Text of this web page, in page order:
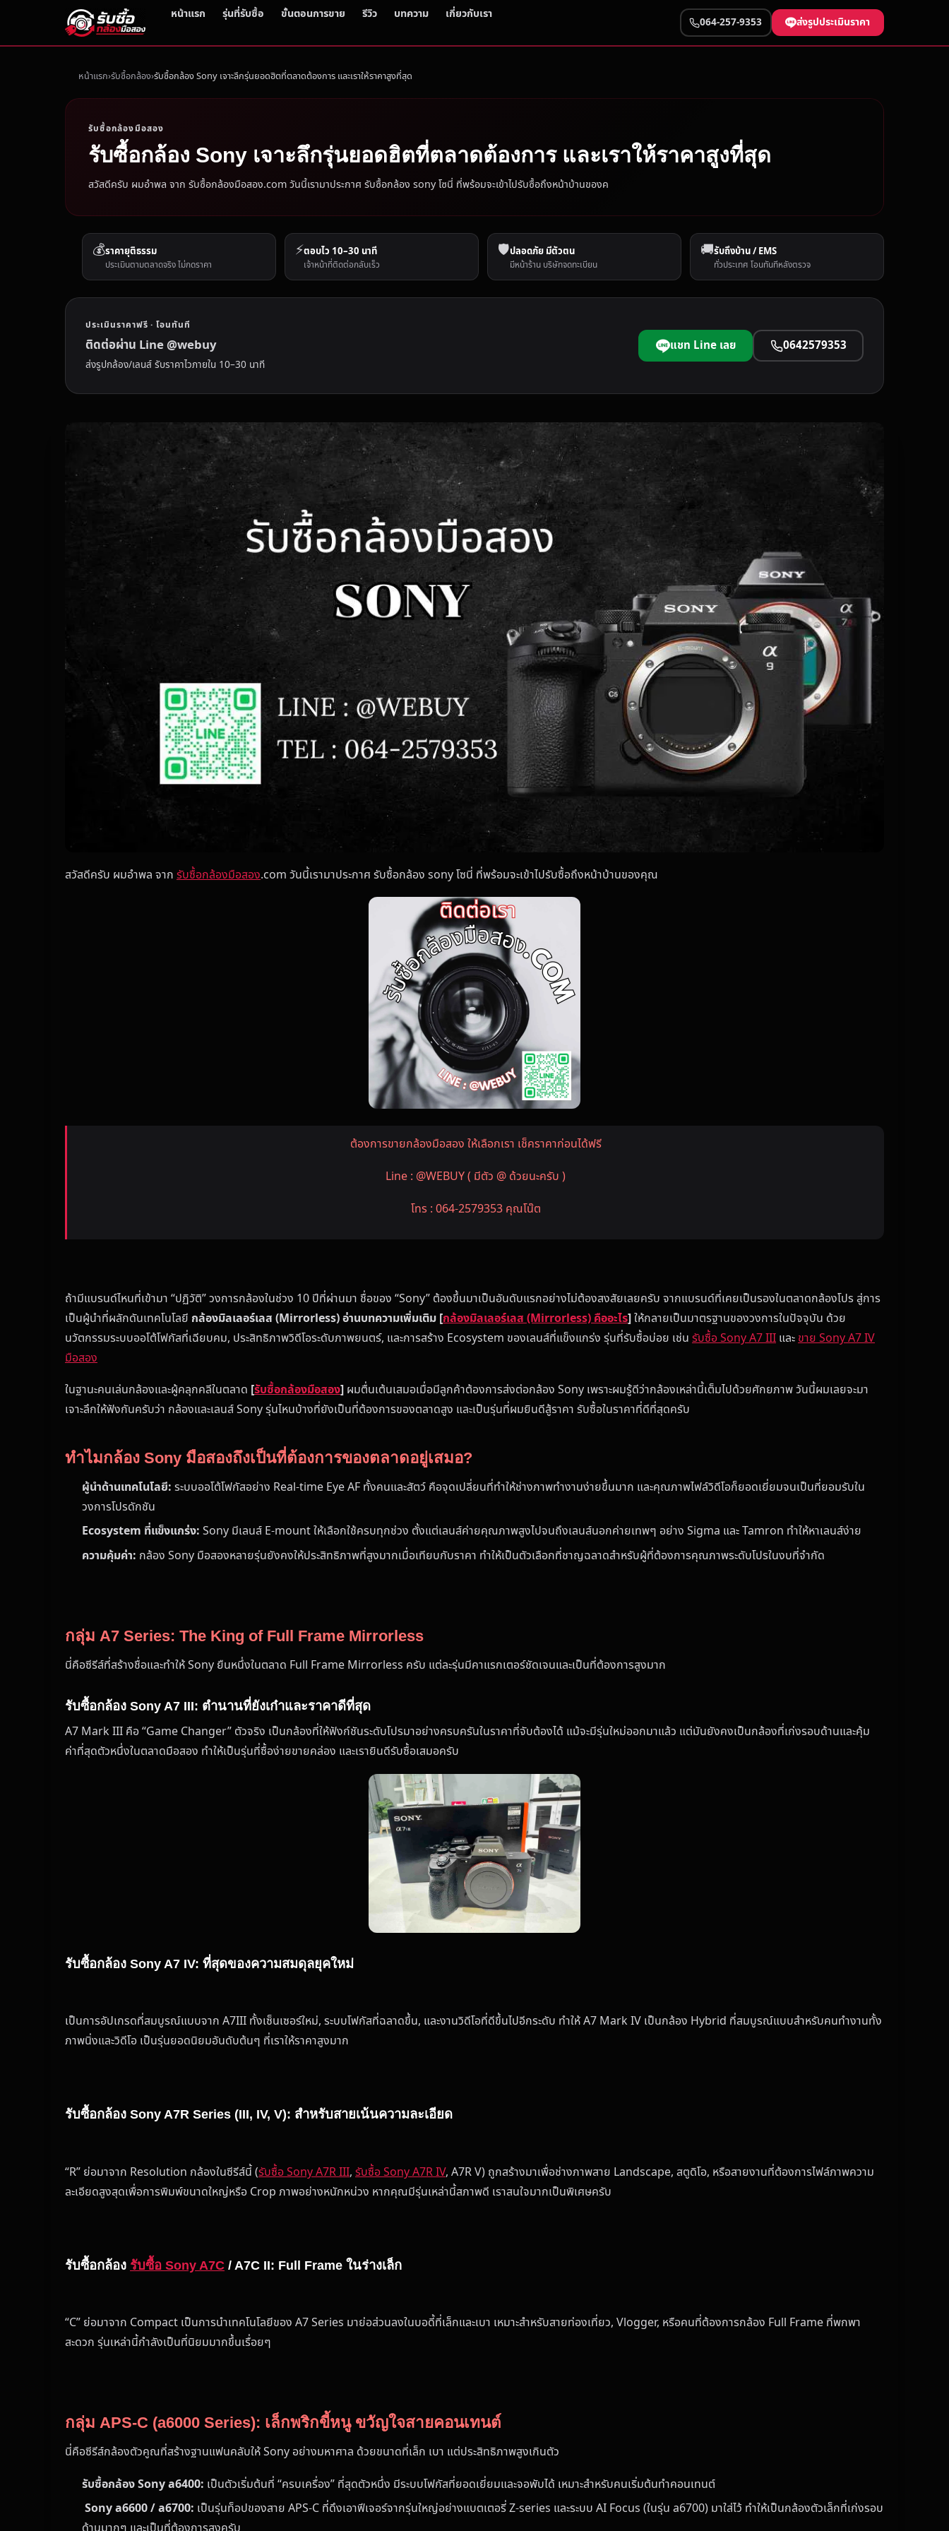
หน้าแรก รุ่นที่รับซื้อ ขั้นตอนการขาย รีวิว บทความ เกี่ยวกับเรา
064-257-9353 ส่งรูปประเมินราคา
หน้าแรก รับซื้อกล้อง รับซื้อกล้อง Sony เจาะลึกรุ่นยอดฮิตที่ตลาดต้องการ และเราให้ราคาสูงที่สุด
รับซื้อกล้องมือสอง
รับซื้อกล้อง Sony เจาะลึกรุ่นยอดฮิตที่ตลาดต้องการ และเราให้ราคาสูงที่สุด
สวัสดีครับ ผมอำพล จาก รับซื้อกล้องมือสอง.com วันนี้เรามาประกาศ รับซื้อกล้อง sony โซนี่ ที่พร้อมจะเข้าไปรับซื้อถึงหน้าบ้านของค
💰ราคายุติธรรม
ประเมินตามตลาดจริง ไม่กดราคา
⚡ตอบไว 10–30 นาที
เจ้าหน้าที่ติดต่อกลับเร็ว
🛡️ปลอดภัย มีตัวตน
มีหน้าร้าน บริษัทจดทะเบียน
🚚รับถึงบ้าน / EMS
ทั่วประเทศ โอนทันทีหลังตรวจ
ประเมินราคาฟรี · โอนทันที
ติดต่อผ่าน Line @webuy
ส่งรูปกล้อง/เลนส์ รับราคาไวภายใน 10–30 นาที
แชท Line เลย 0642579353
สวัสดีครับ ผมอำพล จาก รับซื้อกล้องมือสอง.com วันนี้เรามาประกาศ รับซื้อกล้อง sony โซนี่ ที่พร้อมจะเข้าไปรับซื้อถึงหน้าบ้านของคุณ
ต้องการขายกล้องมือสอง ให้เลือกเรา เช็คราคาก่อนได้ฟรี
Line : @WEBUY ( มีตัว @ ด้วยนะครับ )
โทร : 064-2579353 คุณโน๊ต
ถ้ามีแบรนด์ไหนที่เข้ามา “ปฏิวัติ” วงการกล้องในช่วง 10 ปีที่ผ่านมา ชื่อของ “Sony” ต้องขึ้นมาเป็นอันดับแรกอย่างไม่ต้องสงสัยเลยครับ จากแบรนด์ที่เคยเป็นรองในตลาดกล้องโปร สู่การ
เป็นผู้นำที่ผลักดันเทคโนโลยี กล้องมิลเลอร์เลส (Mirrorless) อ่านบทความเพิ่มเติม [กล้องมิลเลอร์เลส (Mirrorless) คืออะไร]ให้กลายเป็นมาตรฐานของวงการในปัจจุบัน ด้วย
นวัตกรรมระบบออโต้โฟกัสที่เฉียบคม, ประสิทธิภาพวิดีโอระดับภาพยนตร์, และการสร้าง Ecosystem ของเลนส์ที่แข็งแกร่ง รุ่นที่รับซื้อบ่อย เช่น รับซื้อ Sony A7 III และ ขาย Sony A7 IV
มือสอง
ในฐานะคนเล่นกล้องและผู้คลุกคลีในตลาด [รับซื้อกล้องมือสอง] ผมตื่นเต้นเสมอเมื่อมีลูกค้าต้องการส่งต่อกล้อง Sony เพราะผมรู้ดีว่ากล้องเหล่านี้เต็มไปด้วยศักยภาพ วันนี้ผมเลยจะมา
เจาะลึกให้ฟังกันครับว่า กล้องและเลนส์ Sony รุ่นไหนบ้างที่ยังเป็นที่ต้องการของตลาดสูง และเป็นรุ่นที่ผมยินดีสู้ราคา รับซื้อในราคาที่ดีที่สุดครับ
ทำไมกล้อง Sony มือสองถึงเป็นที่ต้องการของตลาดอยู่เสมอ?
ผู้นำด้านเทคโนโลยี: ระบบออโต้โฟกัสอย่าง Real-time Eye AF ทั้งคนและสัตว์ คือจุดเปลี่ยนที่ทำให้ช่างภาพทำงานง่ายขึ้นมาก และคุณภาพไฟล์วิดีโอก็ยอดเยี่ยมจนเป็นที่ยอมรับใน
วงการโปรดักชัน
Ecosystem ที่แข็งแกร่ง: Sony มีเลนส์ E-mount ให้เลือกใช้ครบทุกช่วง ตั้งแต่เลนส์ค่ายคุณภาพสูงไปจนถึงเลนส์นอกค่ายเทพๆ อย่าง Sigma และ Tamron ทำให้หาเลนส์ง่าย
ความคุ้มค่า: กล้อง Sony มือสองหลายรุ่นยังคงให้ประสิทธิภาพที่สูงมากเมื่อเทียบกับราคา ทำให้เป็นตัวเลือกที่ชาญฉลาดสำหรับผู้ที่ต้องการคุณภาพระดับโปรในงบที่จำกัด
กลุ่ม A7 Series: The King of Full Frame Mirrorless
นี่คือซีรีส์ที่สร้างชื่อและทำให้ Sony ยืนหนึ่งในตลาด Full Frame Mirrorless ครับ แต่ละรุ่นมีคาแรกเตอร์ชัดเจนและเป็นที่ต้องการสูงมาก
รับซื้อกล้อง Sony A7 III: ตำนานที่ยังเก๋าและราคาดีที่สุด
A7 Mark III คือ “Game Changer” ตัวจริง เป็นกล้องที่ให้ฟังก์ชันระดับโปรมาอย่างครบครันในราคาที่จับต้องได้ แม้จะมีรุ่นใหม่ออกมาแล้ว แต่มันยังคงเป็นกล้องที่เก่งรอบด้านและคุ้ม
ค่าที่สุดตัวหนึ่งในตลาดมือสอง ทำให้เป็นรุ่นที่ซื้อง่ายขายคล่อง และเรายินดีรับซื้อเสมอครับ
รับซื้อกล้อง Sony A7 IV: ที่สุดของความสมดุลยุคใหม่
เป็นการอัปเกรดที่สมบูรณ์แบบจาก A7III ทั้งเซ็นเซอร์ใหม่, ระบบโฟกัสที่ฉลาดขึ้น, และงานวิดีโอที่ดีขึ้นไปอีกระดับ ทำให้ A7 Mark IV เป็นกล้อง Hybrid ที่สมบูรณ์แบบสำหรับคนทำงานทั้ง
ภาพนิ่งและวิดีโอ เป็นรุ่นยอดนิยมอันดับต้นๆ ที่เราให้ราคาสูงมาก
รับซื้อกล้อง Sony A7R Series (III, IV, V): สำหรับสายเน้นความละเอียด
“R” ย่อมาจาก Resolution กล้องในซีรีส์นี้ (รับซื้อ Sony A7R III, รับซื้อ Sony A7R IV, A7R V) ถูกสร้างมาเพื่อช่างภาพสาย Landscape, สตูดิโอ, หรือสายงานที่ต้องการไฟล์ภาพความ
ละเอียดสูงสุดเพื่อการพิมพ์ขนาดใหญ่หรือ Crop ภาพอย่างหนักหน่วง หากคุณมีรุ่นเหล่านี้สภาพดี เราสนใจมากเป็นพิเศษครับ
รับซื้อกล้อง รับซื้อ Sony A7C / A7C II: Full Frame ในร่างเล็ก
“C” ย่อมาจาก Compact เป็นการนำเทคโนโลยีของ A7 Series มาย่อส่วนลงในบอดี้ที่เล็กและเบา เหมาะสำหรับสายท่องเที่ยว, Vlogger, หรือคนที่ต้องการกล้อง Full Frame ที่พกพา
สะดวก รุ่นเหล่านี้กำลังเป็นที่นิยมมากขึ้นเรื่อยๆ
กลุ่ม APS-C (a6000 Series): เล็กพริกขี้หนู ขวัญใจสายคอนเทนต์
นี่คือซีรีส์กล้องตัวคูณที่สร้างฐานแฟนคลับให้ Sony อย่างมหาศาล ด้วยขนาดที่เล็ก เบา แต่ประสิทธิภาพสูงเกินตัว
รับซื้อกล้อง Sony a6400: เป็นตัวเริ่มต้นที่ “ครบเครื่อง” ที่สุดตัวหนึ่ง มีระบบโฟกัสที่ยอดเยี่ยมและจอพับได้ เหมาะสำหรับคนเริ่มต้นทำคอนเทนต์
Sony a6600 / a6700: เป็นรุ่นท็อปของสาย APS-C ที่ดึงเอาฟีเจอร์จากรุ่นใหญ่อย่างแบตเตอรี่ Z-series และระบบ AI Focus (ในรุ่น a6700) มาใส่ไว้ ทำให้เป็นกล้องตัวเล็กที่เก่งรอบ